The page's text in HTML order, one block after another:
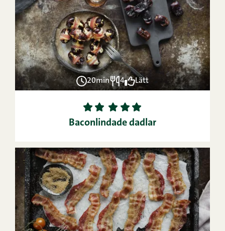
20min 4 Lätt
1 2 3 4
5
Baconlindade dadlar